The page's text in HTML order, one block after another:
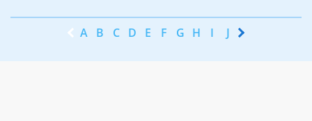
A B C D E F G H I J K